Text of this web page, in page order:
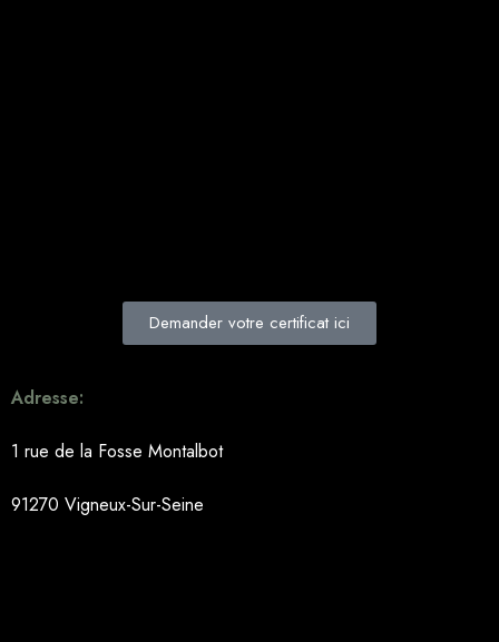
Demander votre certificat ici
Adresse:
1 rue de la Fosse Montalbot
91270 Vigneux-Sur-Seine